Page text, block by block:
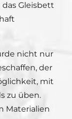
Gleisbett
nicht nur
der
mit
zu üben.
Materialien